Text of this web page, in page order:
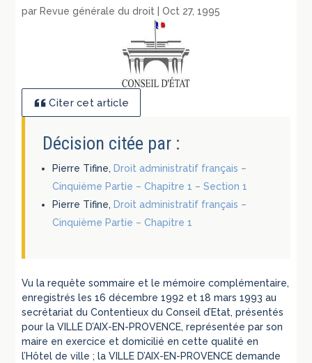
par Revue générale du droit |Oct 27, 1995
Citer cet article
Décision citée par :
Pierre Tifine, Droit administratif français –
Cinquième Partie – Chapitre 1 – Section 1
Pierre Tifine, Droit administratif français –
Cinquième Partie – Chapitre 1
Vu la requête sommaire et le mémoire complémentaire,
enregistrés les 16 décembre 1992 et 18 mars 1993 au
secrétariat du Contentieux du Conseil d’Etat, présentés
pour la VILLE D’AIX-EN-PROVENCE, représentée par son
maire en exercice et domicilié en cette qualité en
l’Hôtel de ville ; la VILLE D’AIX-EN-PROVENCE demande